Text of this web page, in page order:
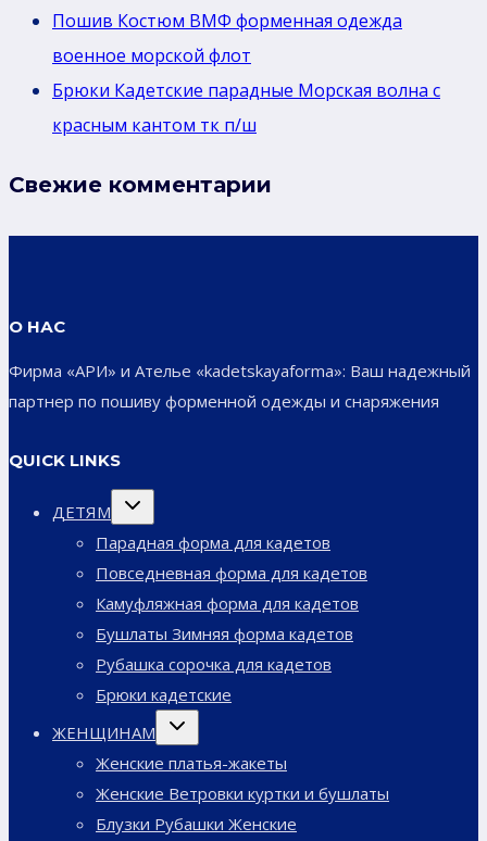
Пошив Костюм ВМФ форменная одежда
военное морской флот
Брюки Кадетские парадные Морская волна с
красным кантом тк п/ш
Свежие комментарии
О НАС
Фирма «АРИ» и Ателье «kadetskayaforma»: Ваш надежный
партнер по пошиву форменной одежды и снаряжения
QUICK LINKS
ДЕТЯМ
Переключить
дочернее
Парадная форма для кадетов
Повседневная форма для кадетов
Камуфляжная форма для кадетов
Бушлаты Зимняя форма кадетов
Рубашка сорочка для кадетов
Брюки кадетские
ЖЕНЩИНАМ
Переключить
дочернее
Женские платья-жакеты
Женские Ветровки куртки и бушлаты
Блузки Рубашки Женские